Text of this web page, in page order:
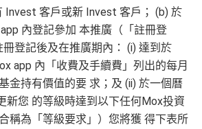
賺額外
品
簽夠HK$10,000賺額外
HK$200禮品
Invest 客戶或新 Invest 客戶； (b) 於
內登記參加 本推廣（「註冊登
登記後及在推廣期內： (i) 達到於
app 內「收費及手續費」列出的每月
金持有價值的要 求；及 (ii) 於一個曆
新您 的等級時達到以下任何Mox投資
稱為「等級要求」）您將獲 得下表所